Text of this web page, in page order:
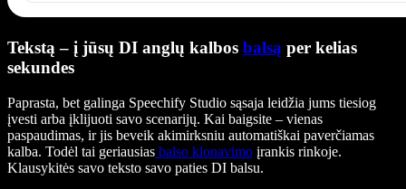
Tekstą – į jūsų DI anglų kalbos balsą per kelias
sekundes
Paprasta, bet galinga Speechify Studio sąsaja leidžia jums tiesiog
įvesti arba įklijuoti savo scenarijų. Kai baigsite – vienas
paspaudimas, ir jis beveik akimirksniu automatiškai paverčiamas
kalba. Todėl tai geriausias balso klonavimo įrankis rinkoje.
Klausykitės savo teksto savo paties DI balsu.